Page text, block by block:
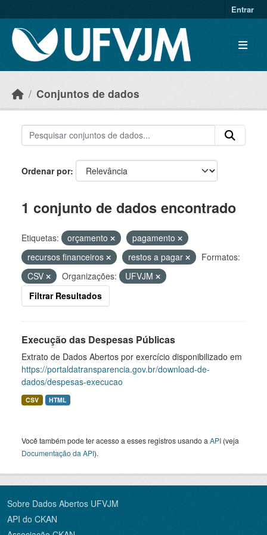
Entrar
Conjuntos de dados
Ordenar por
1 conjunto de dados encontrado
Etiquetas: orçamento
pagamento
recursos financeiros
restos a pagar
Formatos:
CSV
Organizações:
UFVJM
Filtrar Resultados
Execução das Despesas Públicas
Extrato de Dados Abertos por exercício disponibilizado em
https://portaldatransparencia.gov.br/download-de-
dados/despesas-execucao
CSV HTML
Você também pode ter acesso a esses registros usando a API (veja
Documentação da API).
Sobre Dados Abertos UFVJM
API do CKAN